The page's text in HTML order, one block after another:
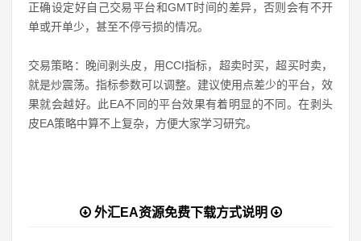
正确设定好自己交易平台和GMT时间的差异，否则会有不开
单或开单少，甚至不停亏损的情况。
交易策略：晚间剥头皮，用CCI指标，超卖时买，超买时卖，
就是炒震荡。指标参数可以调整。建议使用点差少的平台，效
果就会越好。此EA不同的平台效果有着明显的不同。在剥头
皮EA策略中算不上复杂，方便大家学习研究。
外汇EA资源免费下载方式说明